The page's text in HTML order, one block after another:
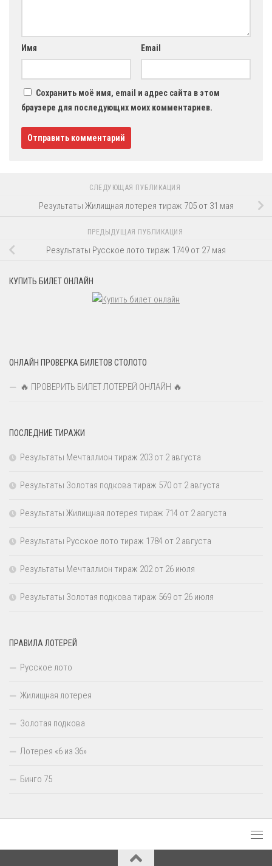
Имя Email
Сохранить моё имя, email и адрес сайта в этом
браузере для последующих моих комментариев.
СЛЕДУЮЩАЯ ПУБЛИКАЦИЯ
Результаты Жилищная лотерея тираж 705 от 31 мая
ПРЕДЫДУЩАЯ ПУБЛИКАЦИЯ
Результаты Русское лото тираж 1749 от 27 мая
КУПИТЬ БИЛЕТ ОНЛАЙН
ОНЛАЙН ПРОВЕРКА БИЛЕТОВ СТОЛОТО
🔥 ПРОВЕРИТЬ БИЛЕТ ЛОТЕРЕЙ ОНЛАЙН 🔥
ПОСЛЕДНИЕ ТИРАЖИ
Результаты Мечталлион тираж 203 от 2 августа
Результаты Золотая подкова тираж 570 от 2 августа
Результаты Жилищная лотерея тираж 714 от 2 августа
Результаты Русское лото тираж 1784 от 2 августа
Результаты Мечталлион тираж 202 от 26 июля
Результаты Золотая подкова тираж 569 от 26 июля
ПРАВИЛА ЛОТЕРЕЙ
Русское лото
Жилищная лотерея
Золотая подкова
Лотерея «6 из 36»
Бинго 75